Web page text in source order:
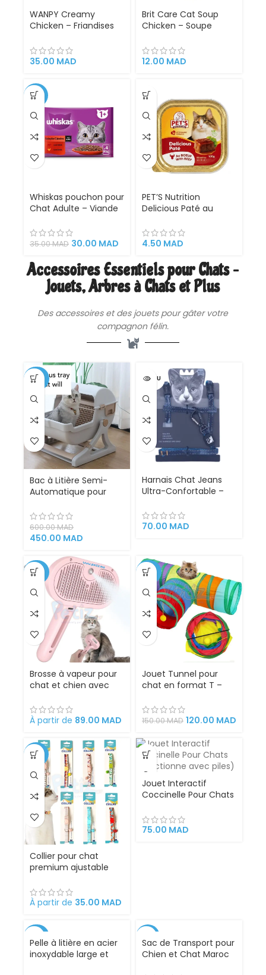
WANPY Creamy
Chicken – Friandises
pour Chat (5 × 14 g)
35.00 MAD
Brit Care Cat Soup
Chicken – Soupe
au Poulet pour Chats
Adultes – 75g
12.00 MAD
-14%
Whiskas pouchon pour
Chat Adulte – Viande
x 85 g
35.00MAD 30.00 MAD
PET’S Nutrition
Delicious Paté au
Adulte – Pâtée
Complète Riche en
4.50 MAD
Accessoires Essentiels pour Chats –
Jouets, Arbres à Chats et Plus
Des accessoireset des jouets pour gâter votre
compagnon félin.
-25%
Bac à Litière Semi-
Automatique pour
Capacité 20 pouces
600.00MAD
450.00 MAD
VENDU
Harnais Chat Jeans
Ultra-Confortable –
Denim Respirant pour
Chats de Toutes
70.00 MAD
-26%
Brosse à vapeur pour
chat et chien avec
À partir de 89.00 MAD
-20%
Jouet Tunnel pour
chat en format T –
exploration garantis
pour votre félin
150.00MAD 120.00 MAD
-30%
Collier pour chat
premium ajustable
chic
À partir de 35.00 MAD
Jouet Interactif
Coccinelle Pour Chats
piles)
75.00 MAD
Pelle à litière en acier
inoxydable large et
Sac de Transport pour
Chien et Chat Maroc